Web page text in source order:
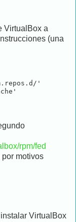
VirtualBox a
(una
'
rpm/fed
por motivos
VirtualBox